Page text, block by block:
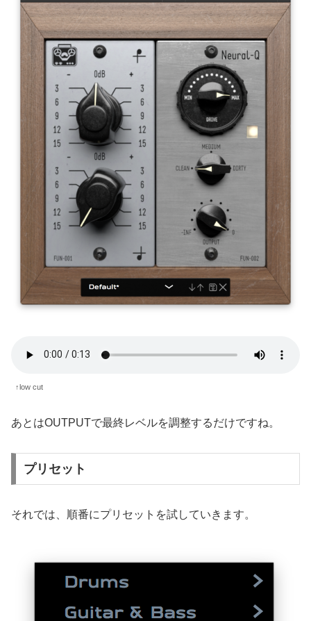
↑low cut
あとはOUTPUTで最終レベルを調整するだけですね。
プリセット
それでは、順番にプリセットを試していきます。